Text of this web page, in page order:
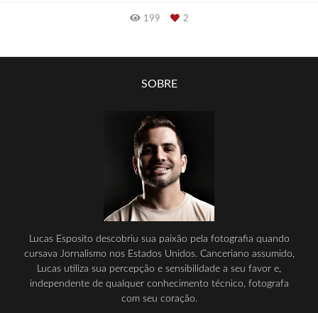
199 2
SOBRE
Lucas Esposito descobriu sua paixão pela fotografia quando
cursava Jornalismo nos Estados Unidos. Canceriano assumido,
Lucas utiliza sua percepção e sensibilidade a seu favor e,
independente de qualquer conhecimento técnico, fotografa
com seu coração.